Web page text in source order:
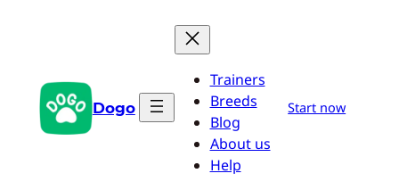
Dogo
Trainers
Breeds
Blog
About us
Help
Start now